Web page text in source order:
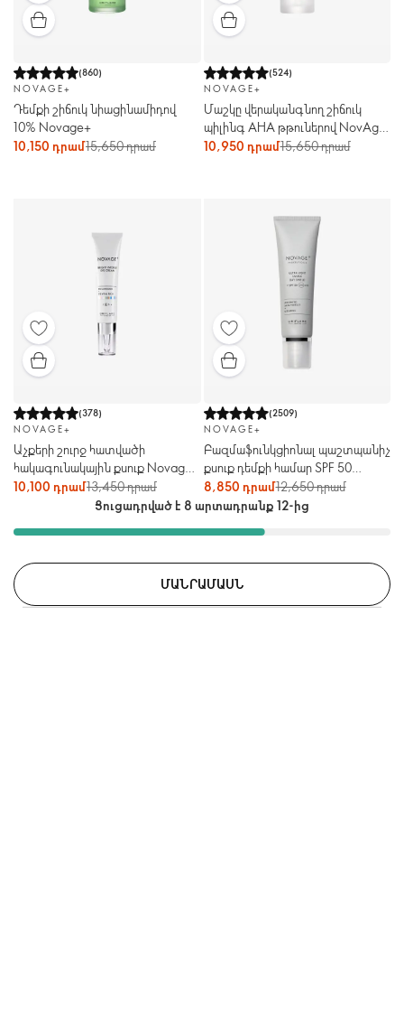
(860)
NOVAGE+
Դեմքի շիճուկ նիացինամիդով
10% Novage+
10,150 դրամ15,650 դրամ
(524)
NOVAGE+
Մաշկը վերականգնող շիճուկ
պիլինգ AHA թթուներով NovAge
ProCeuticals
10,950 դրամ15,650 դրամ
(378)
NOVAGE+
Աչքերի շուրջ հատվածի
հակագունակային քսուք Novage+
Bright Intense
10,100 դրամ13,450 դրամ
(2509)
NOVAGE+
Բազմաֆունկցիոնալ պաշտպանիչ
քսուք դեմքի համար SPF 50
Novage+ Proceuticals
8,850 դրամ12,650 դրամ
Ցուցադրված է 8 արտադրանք 12-ից
ՄԱՆՐԱՄԱՍՆ